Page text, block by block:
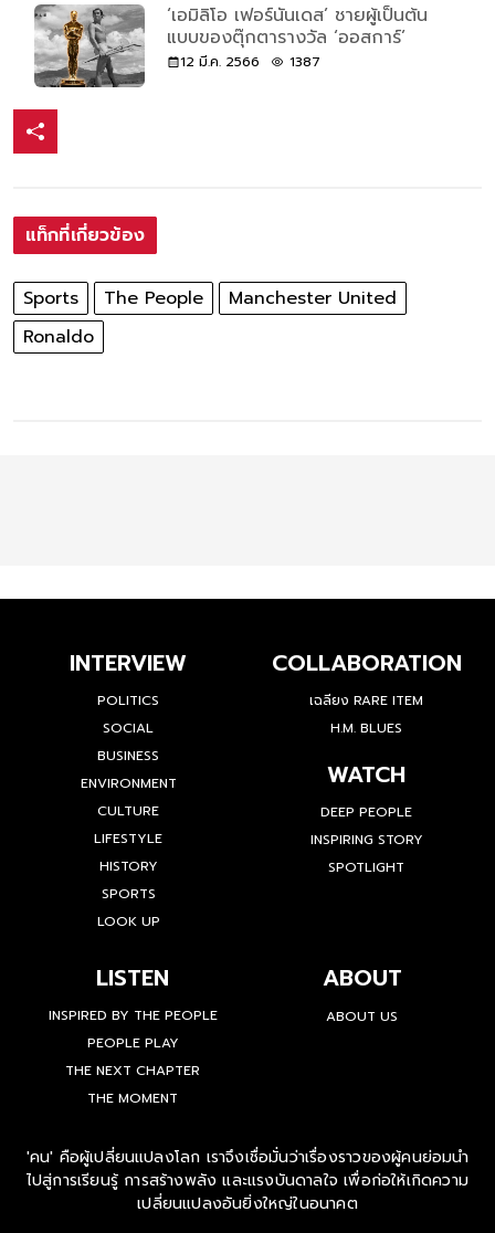
‘เอมิลิโอ เฟอร์นันเดส’ ชายผู้เป็นต้น
แบบของตุ๊กตารางวัล ‘ออสการ์’
12 มี.ค. 2566 1387
แท็กที่เกี่ยวข้อง
Sports The People
Manchester United
Ronaldo
INTERVIEW
POLITICS
SOCIAL
BUSINESS
ENVIRONMENT
CULTURE
LIFESTYLE
HISTORY
SPORTS
LOOK UP
COLLABORATION
เฉลียง RARE ITEM
H.M. BLUES
WATCH
DEEP PEOPLE
INSPIRING STORY
SPOTLIGHT
LISTEN
INSPIRED BY THE PEOPLE
PEOPLE PLAY
THE NEXT CHAPTER
THE MOMENT
ABOUT
ABOUT US
'คน' คือผู้เปลี่ยนแปลงโลก เราจึงเชื่อมั่นว่าเรื่องราวของผู้คนย่อมนำ
ไปสู่การเรียนรู้ การสร้างพลัง และแรงบันดาลใจ เพื่อก่อให้เกิดความ
เปลี่ยนแปลงอันยิ่งใหญ่ในอนาคต